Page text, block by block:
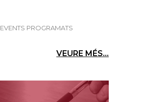
PROGRAMATS
VEURE MÉS...